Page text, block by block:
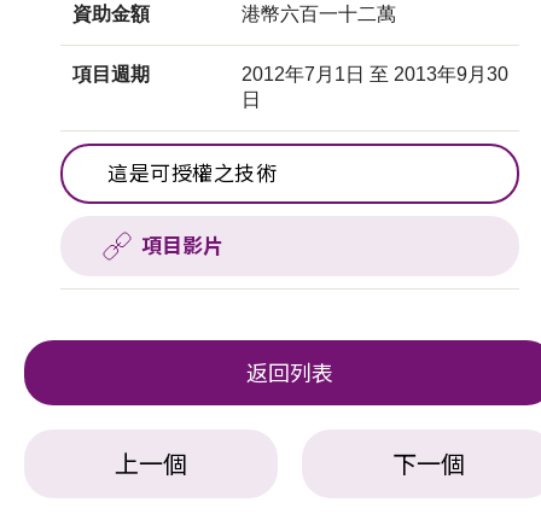
資助金額 港幣六百一十二萬
項目週期
2012年7月1日 至 2013年9月30
日
這是可授權之技術
項目影片
返回列表
上一個 下一個